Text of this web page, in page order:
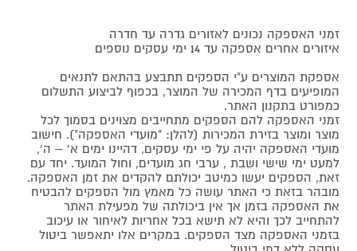
זמני האספקה נכונים לאזורים גדרה עד חדרה
איזורים אחרים אספקה עד 14 ימי עסקים נוספים
אספקת המוצרים ע"י הספקים תתבצע בהתאם לתנאים
המופיעים בדף המכירה של המוצר, בכפוף לביצוע התשלום
כמפורט בתקנון האתר.
זמני האספקה להם הספקים מתחייבים מצוינים בסמוך לכל
מוצר ומוצר בזירת המכירות (להלן: "מועדי האספקה"). חישוב
מועדי האספקה יהיה על פי ימי עסקים, דהיינו ימים א' – ה',
למעט ימי שישי ושבת , ערבי חג מועדים, וחול המועד. יחד עם
זאת, הספקים יעשו כמיטב יכולתם להקדים את זמן האספקה.
מובהר בזאת כי האתר עושה כל מאמץ מול הספקים להבטיח
את האספקה בזמן אך אין ביכולתה של מפעילת האתר
להתחייב לכך והיא לא תישא בכל אחריות לאיחור או עיכוב
בזמני האספקה מצד הספקים. במקרים אלו יתאפשר ביטול